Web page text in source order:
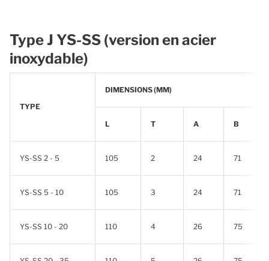
Type J YS-SS (version en acier
inoxydable)
TYPE
DIMENSIONS (MM)
L T A B
YS-SS 2 - 5 105 2 24 71
YS-SS 5 - 10 105 3 24 71
YS-SS 10 - 20 110 4 26 75